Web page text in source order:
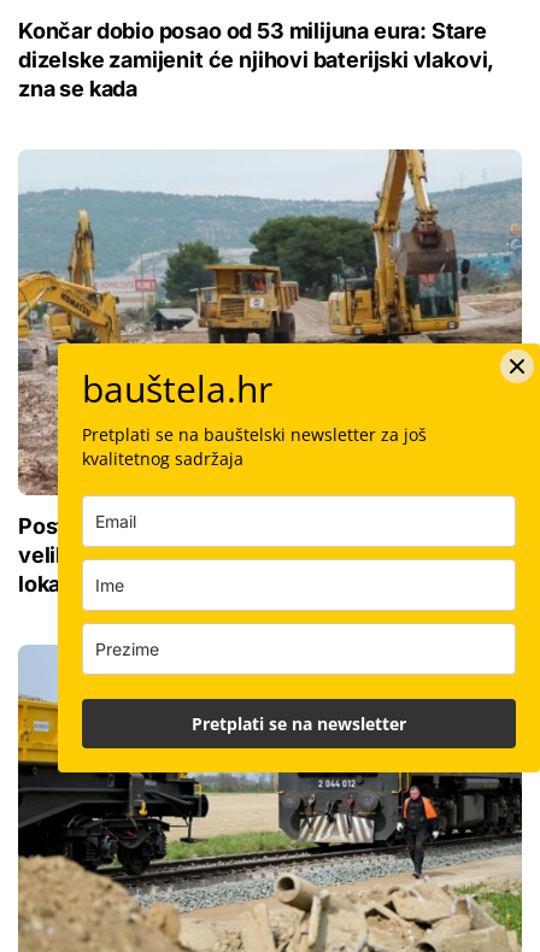
Končar dobio posao od 53 milijuna eura: Stare
dizelske zamijenit će njihovi baterijski vlakovi,
zna se kada
Postavljanje vodovodnih cijevi u okviru sedam
velikih projekata: Iznos 50 milijuna eura, ovo su
lokacije
bauštela.hr
Pretplati se na bauštelski newsletter za još
kvalitetnog sadržaja
Pretplati se na newsletter